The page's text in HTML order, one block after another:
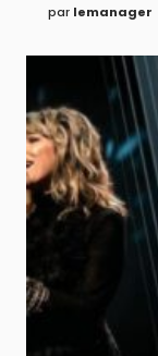
par lemanager